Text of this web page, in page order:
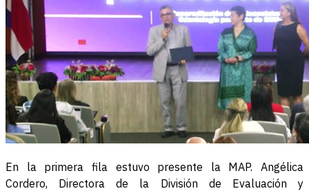
En la primera fila estuvo presente la MAP. Angélica
Cordero, Directora de la División de Evaluación y